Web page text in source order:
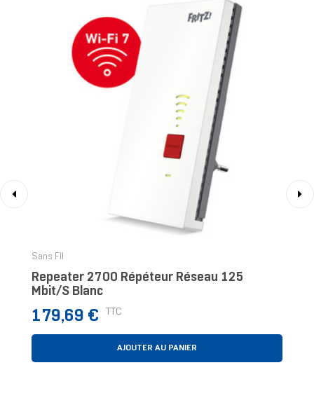
Sans Fil
Repeater 2700 Répéteur Réseau 125
Mbit/s Blanc
Prix
179,69 € TTC
AJOUTER AU PANIER